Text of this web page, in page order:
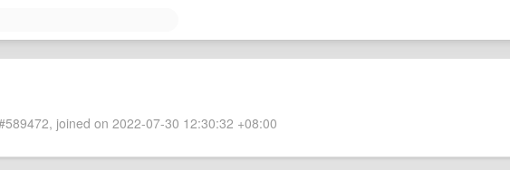
joined on 2022-07-30 12:30:32 +08:00